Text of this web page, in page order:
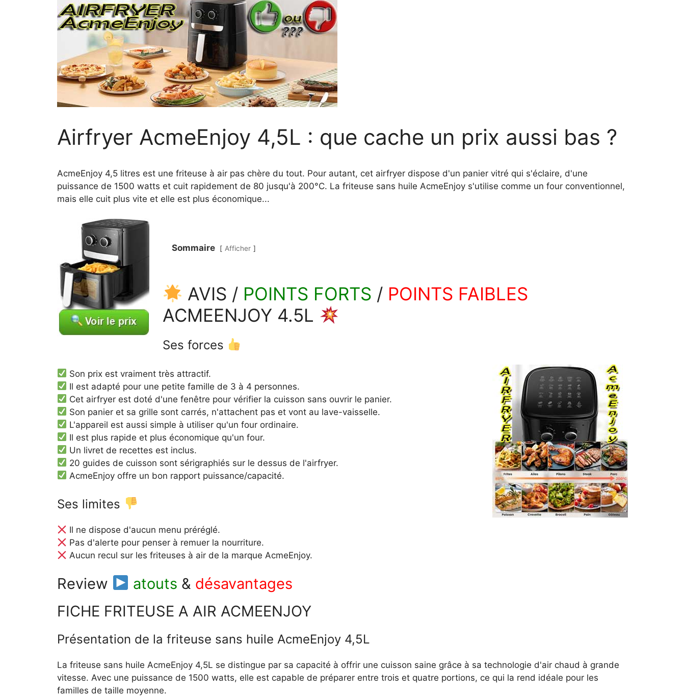
Airfryer AcmeEnjoy 4,5L : que cache un prix aussi bas ?
AcmeEnjoy 4,5 litres est une friteuse à air pas chère du tout. Pour autant, cet airfryer dispose d'un panier vitré qui s'éclaire, d'une
puissance de 1500 watts et cuit rapidement de 80 jusqu'à 200°C. La friteuse sans huile AcmeEnjoy s'utilise comme un four conventionnel,
mais elle cuit plus vite et elle est plus économique...
Sommaire Afficher
AVIS / POINTS FORTS / POINTS FAIBLES
ACMEENJOY 4.5L
Ses forces
Son prix est vraiment très attractif.
Il est adapté pour une petite famille de 3 à 4 personnes.
Cet airfryer est doté d'une fenêtre pour vérifier la cuisson sans ouvrir le panier.
Son panier et sa grille sont carrés, n'attachent pas et vont au lave-vaisselle.
L'appareil est aussi simple à utiliser qu'un four ordinaire.
Il est plus rapide et plus économique qu'un four.
Un livret de recettes est inclus.
20 guides de cuisson sont sérigraphiés sur le dessus de l'airfryer.
AcmeEnjoy offre un bon rapport puissance/capacité.
Ses limites
Il ne dispose d'aucun menu préréglé.
Pas d'alerte pour penser à remuer la nourriture.
Aucun recul sur les friteuses à air de la marque AcmeEnjoy.
Review atouts & désavantages
FICHE FRITEUSE A AIR ACMEENJOY
Présentation de la friteuse sans huile AcmeEnjoy 4,5L
La friteuse sans huile AcmeEnjoy 4,5L se distingue par sa capacité à offrir une cuisson saine grâce à sa technologie d'air chaud à grande
vitesse. Avec une puissance de 1500 watts, elle est capable de préparer entre trois et quatre portions, ce qui la rend idéale pour les
familles de taille moyenne.